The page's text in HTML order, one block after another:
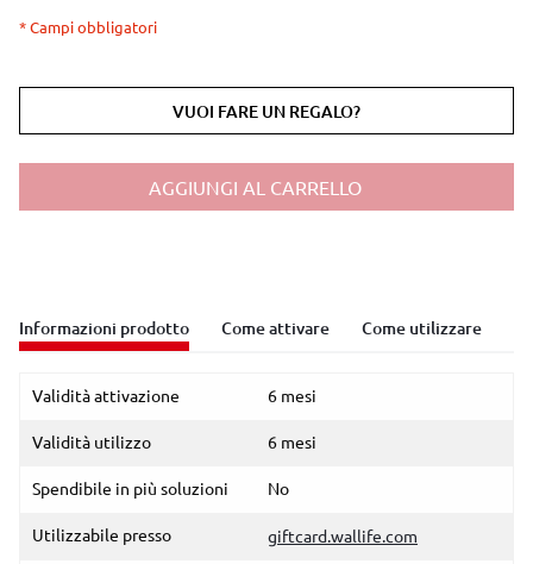
* Campi obbligatori
VUOI FARE UN REGALO?
AGGIUNGI AL CARRELLO
Informazioni prodotto Come attivare Come utilizzare
Validità attivazione 6 mesi
Validità utilizzo 6 mesi
Spendibile in più soluzioni No
Utilizzabile presso giftcard.wallife.com